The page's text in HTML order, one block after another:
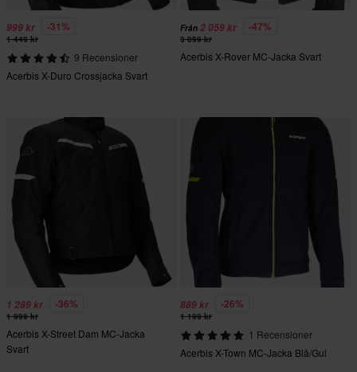
999 kr -31%
1 449 kr
9 Recensioner
Acerbis X-Duro Crossjacka Svart
Från 2 059 kr -47%
3 899 kr
Acerbis X-Rover MC-Jacka Svart
1 289 kr -36%
1 999 kr
Acerbis X-Street Dam MC-Jacka
Svart
889 kr -26%
1 199 kr
1 Recensioner
Acerbis X-Town MC-Jacka Blå/Gul